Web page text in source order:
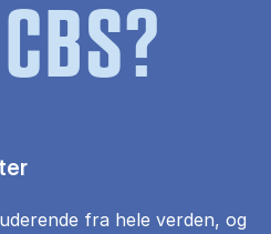
fra hele verden, og